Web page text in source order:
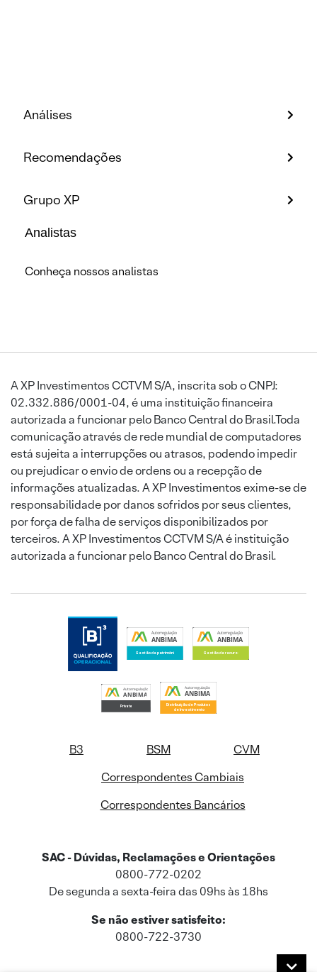
Análises
Recomendações
Grupo XP
Analistas
Conheça nossos analistas
A XP Investimentos CCTVM S/A, inscrita sob o CNPJ:
02.332.886/0001-04, é uma instituição financeira
autorizada a funcionar pelo Banco Central do Brasil.Toda
comunicação através de rede mundial de computadores
está sujeita a interrupções ou atrasos, podendo impedir
ou prejudicar o envio de ordens ou a recepção de
informações atualizadas. A XP Investimentos exime-se de
responsabilidade por danos sofridos por seus clientes,
por força de falha de serviços disponibilizados por
terceiros. A XP Investimentos CCTVM S/A é instituição
autorizada a funcionar pelo Banco Central do Brasil.
B3 BSM
CVM
Correspondentes Cambiais
Correspondentes Bancários
SAC - Dúvidas, Reclamações e Orientações
0800-772-0202
De segunda a sexta-feira das 09hs às 18hs
Se não estiver satisfeito:
0800-722-3730